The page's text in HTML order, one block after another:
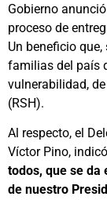
Gobierno
proceso de
Un beneficio
familias del país
vulnerabilidad,
(RSH).
Al respecto, el
Víctor Pino,
todos, que se da
de nuestro